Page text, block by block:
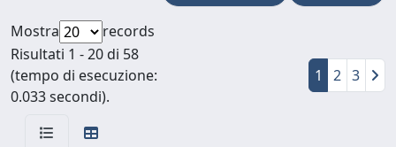
Mostra
records
Risultati 1 - 20 di 58
(tempo di esecuzione:
0.033 secondi).
1 2 3